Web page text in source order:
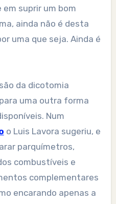
suprir um bom
ainda não é desta
uma que seja. Ainda é
da dicotomia
uma outra forma
Num
o Luis Lavora sugeriu, e
parquímetros,
combustíveis e
complementares
encarando apenas a